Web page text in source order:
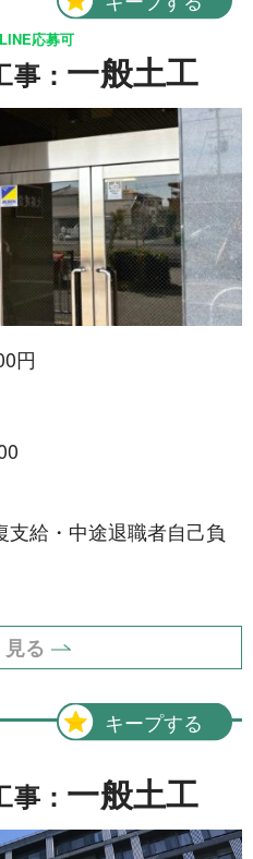
LINE応募可
： 一般土工
円
支給・中途退職者自己負
る
キープする
： 一般土工